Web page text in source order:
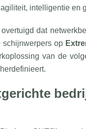
intelligentie en
dat
schijnwerpers op
van de